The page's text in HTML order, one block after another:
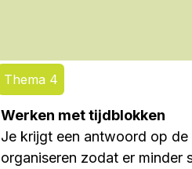
Thema 4
Werken met tijdblokken
Je krijgt een antwoord op
organiseren zodat er minder